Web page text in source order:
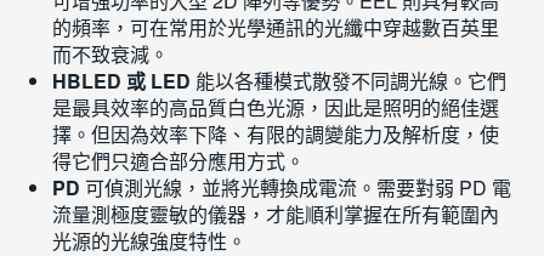
的頻率，可在常用於光學通訊的光纖中穿越數百英里
而不致衰減。
HBLED 或 LED 能以各種模式散發不同調光線。它們
是最具效率的高品質白色光源，因此是照明的絕佳選
擇。但因為效率下降、有限的調變能力及解析度，使
得它們只適合部分應用方式。
PD 可偵測光線，並將光轉換成電流。需要對弱 PD 電
流量測極度靈敏的儀器，才能順利掌握在所有範圍內
光源的光線強度特性。